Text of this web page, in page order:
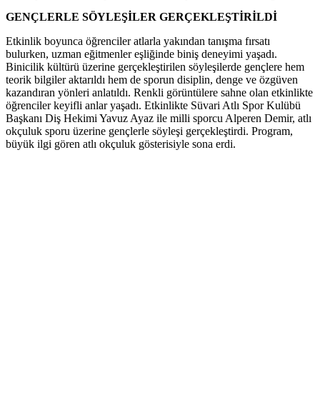
GENÇLERLE SÖYLEŞİLER GERÇEKLEŞTİRİLDİ
Etkinlik boyunca öğrenciler atlarla yakından tanışma fırsatı
bulurken, uzman eğitmenler eşliğinde biniş deneyimi yaşadı.
Binicilik kültürü üzerine gerçekleştirilen söyleşilerde gençlere hem
teorik bilgiler aktarıldı hem de sporun disiplin, denge ve özgüven
kazandıran yönleri anlatıldı. Renkli görüntülere sahne olan etkinlikte
öğrenciler keyifli anlar yaşadı. Etkinlikte Süvari Atlı Spor Kulübü
Başkanı Diş Hekimi Yavuz Ayaz ile milli sporcu Alperen Demir, atlı
okçuluk sporu üzerine gençlerle söyleşi gerçekleştirdi. Program,
büyük ilgi gören atlı okçuluk gösterisiyle sona erdi.